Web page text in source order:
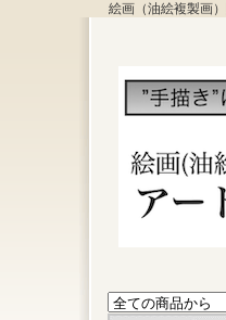
絵画（油絵複製画